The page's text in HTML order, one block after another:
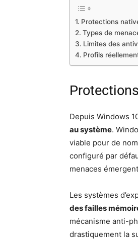
Protections
Types de
Limites des
Profils
Depuis Windows
au système.
viable pour de
configuré par
menaces
Les systèmes
des failles
mécanisme anti-
drastiquement la